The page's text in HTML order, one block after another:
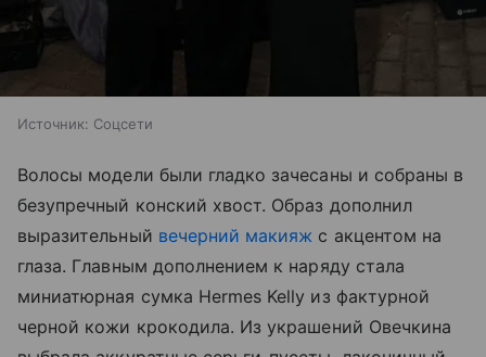
Источник: Соцсети
Волосы модели были гладко зачесаны и собраны в
безупречный конский хвост. Образ дополнил
выразительный вечерний макияж с акцентом на
глаза. Главным дополнением к наряду стала
миниатюрная сумка Hermes Kelly из фактурной
черной кожи крокодила. Из украшений Овечкина